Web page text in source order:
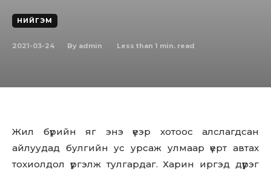
НИЙГЭМ
2021-03-24 By admin Less than 1 min. read
Жил бүрийн яг энэ үеэр хотоос алслагдсан
айлуудад булгийн ус урсаж улмаар үерт автах
тохиолдол үргэлж тулгардаг. Харин иргэд дүүрэг